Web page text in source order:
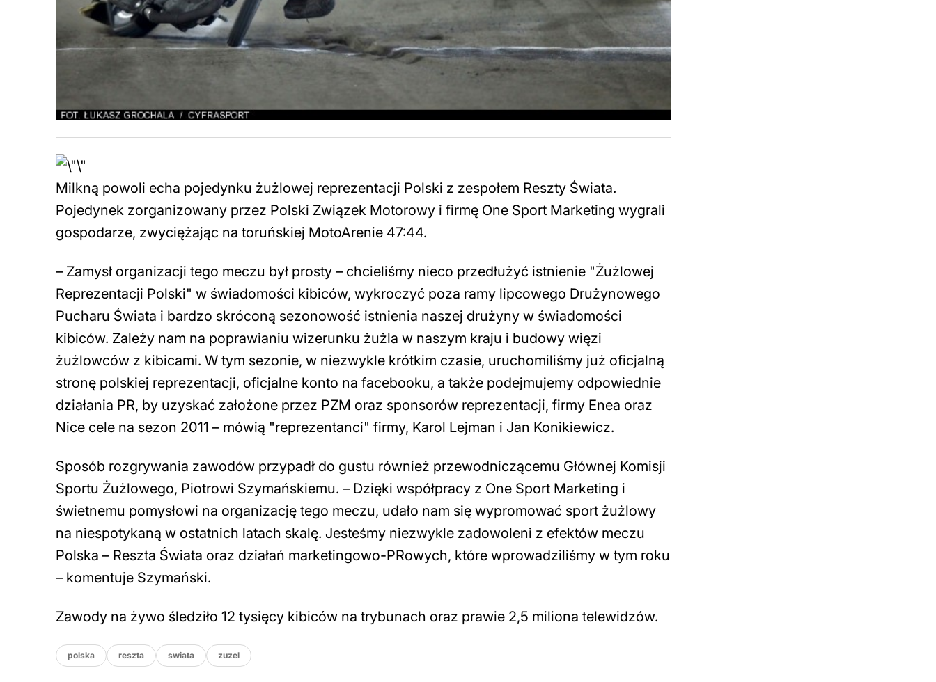
Milkną powoli echa pojedynku żużlowej reprezentacji Polski z zespołem Reszty Świata.
Pojedynek zorganizowany przez Polski Związek Motorowy i firmę One Sport Marketing wygrali
gospodarze, zwyciężając na toruńskiej MotoArenie 47:44.
– Zamysł organizacji tego meczu był prosty – chcieliśmy nieco przedłużyć istnienie "Żużlowej
Reprezentacji Polski" w świadomości kibiców, wykroczyć poza ramy lipcowego Drużynowego
Pucharu Świata i bardzo skróconą sezonowość istnienia naszej drużyny w świadomości
kibiców. Zależy nam na poprawianiu wizerunku żużla w naszym kraju i budowy więzi
żużlowców z kibicami. W tym sezonie, w niezwykle krótkim czasie, uruchomiliśmy już oficjalną
stronę polskiej reprezentacji, oficjalne konto na facebooku, a także podejmujemy odpowiednie
działania PR, by uzyskać założone przez PZM oraz sponsorów reprezentacji, firmy Enea oraz
Nice cele na sezon 2011 – mówią "reprezentanci" firmy, Karol Lejman i Jan Konikiewicz.
Sposób rozgrywania zawodów przypadł do gustu również przewodniczącemu Głównej Komisji
Sportu Żużlowego, Piotrowi Szymańskiemu. – Dzięki współpracy z One Sport Marketing i
świetnemu pomysłowi na organizację tego meczu, udało nam się wypromować sport żużlowy
na niespotykaną w ostatnich latach skalę. Jesteśmy niezwykle zadowoleni z efektów meczu
Polska – Reszta Świata oraz działań marketingowo-PRowych, które wprowadziliśmy w tym roku
– komentuje Szymański.
Zawody na żywo śledziło 12 tysięcy kibiców na trybunach oraz prawie 2,5 miliona telewidzów.
polska reszta swiata zuzel